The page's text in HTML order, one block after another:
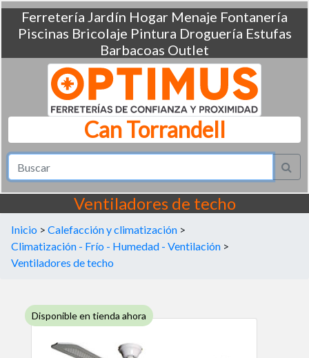
Ferretería Jardín Hogar Menaje Fontanería
Piscinas Bricolaje Pintura Droguería Estufas
Barbacoas Outlet
Can Torrandell
Ventiladores de techo
Inicio > Calefacción y climatización >
Climatización - Frío - Humedad - Ventilación >
Ventiladores de techo
Disponible en tienda ahora